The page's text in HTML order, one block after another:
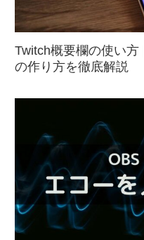
Twitch概要欄の使い
の作り方を徹底解説